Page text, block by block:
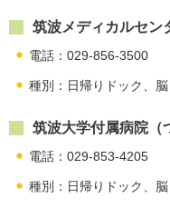
筑波メディカルセン
電話：029-856-3500
種別：日帰りドック、脳
筑波大学付属病院（
電話：029-853-4205
種別：日帰りドック、脳